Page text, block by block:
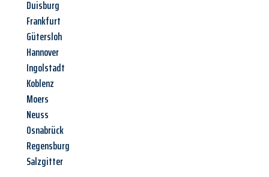
Duisburg
Frankfurt
Gütersloh
Hannover
Ingolstadt
Koblenz
Moers
Neuss
Osnabrück
Regensburg
Salzgitter